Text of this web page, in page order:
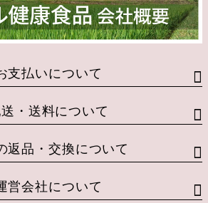
支払いについて
・送料について
返品・交換について
営会社について